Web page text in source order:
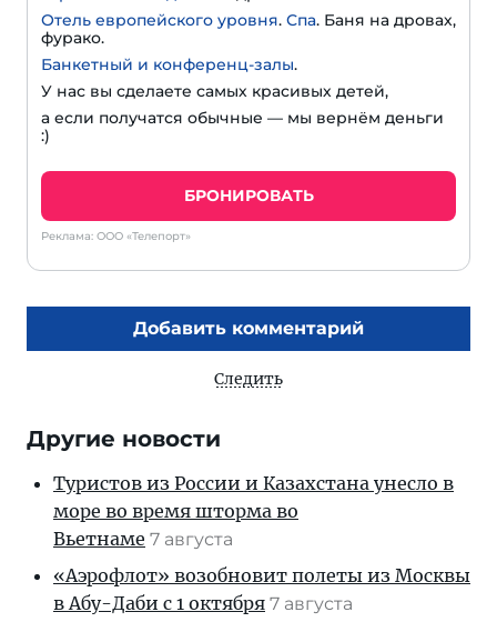
Отель европейского уровня. Спа. Баня на дровах,
фурако.
Банкетный и конференц-залы.
У нас вы сделаете самых красивых детей,
а если получатся обычные — мы вернём деньги
:)
БРОНИРОВАТЬ
Реклама: ООО «Телепорт»
Добавить комментарий
Следить
Другие новости
Туристов из России и Казахстана унесло в
море во время шторма во
Вьетнаме 7 августа
«Аэрофлот» возобновит полеты из Москвы
в Абу-Даби с 1 октября 7 августа